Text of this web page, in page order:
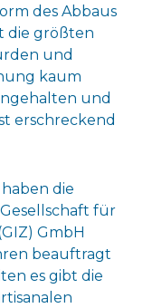
des Abbaus
die größten
und
kaum
und
erschreckend
die
für
GmbH
beauftragt
es gibt die